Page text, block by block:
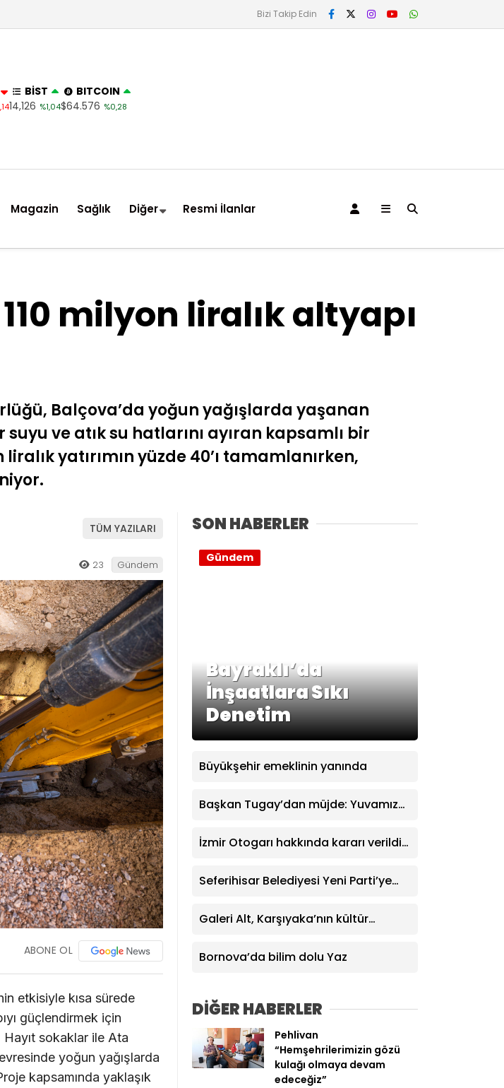
Bizi Takip Edin
BİST
14,126 %1,04
BITCOIN
$64.576 %0,28
Magazin Sağlık Diğer Resmi İlanlar
milyon liralık altyapı
Balçova’da yoğun yağışlarda yaşanan
ve atık su hatlarını ayıran kapsamlı bir
yatırımın yüzde 40’ı tamamlanırken,
TÜM YAZILARI
23 Gündem
ABONE OL
etkisiyle kısa sürede
güçlendirmek için
Hayıt sokaklar ile Ata
yoğun yağışlarda
kapsamında yaklaşık
SON HABERLER
Bayraklı’da
İnşaatlara Sıkı
Denetim
Gündem
Büyükşehir emeklinin yanında
Başkan Tugay’dan müjde: Yuvamız
indirildi
İzmir Otogarı hakkında kararı verildi:
Seferihisar Belediyesi Yeni Parti’ye
Galeri Alt, Karşıyaka’nın kültür
Bornova’da bilim dolu Yaz
DİĞER HABERLER
Pehlivan
“Hemşehrilerimizin gözü
kulağı olmaya devam
edeceğiz”